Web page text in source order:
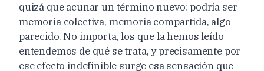
quizá que acuñar un término nuevo: podría ser
memoria colectiva, memoria compartida, algo
parecido. No importa, los que la hemos leído
entendemos de qué se trata, y precisamente por
ese efecto indefinible surge esa sensación que